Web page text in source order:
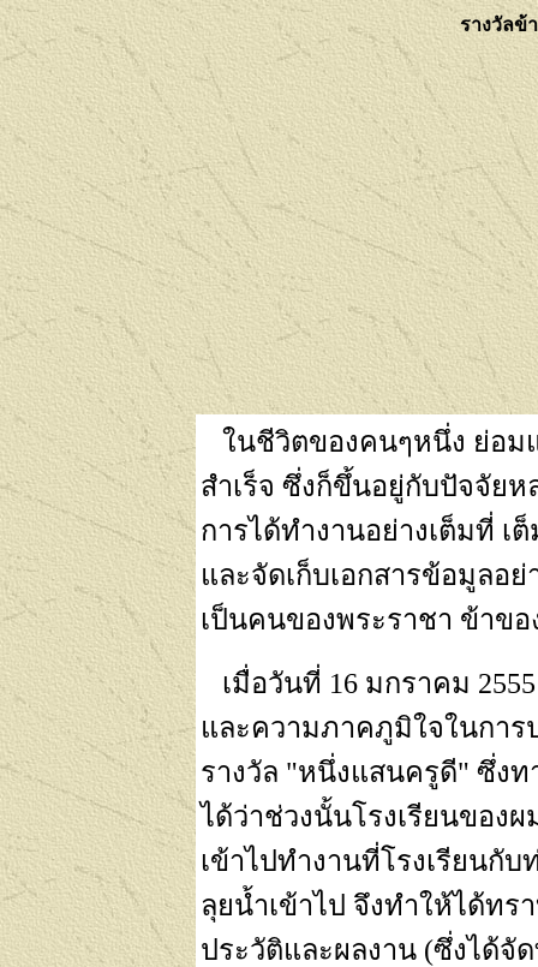
รางวัลข้
ในชีวิตของคนๆหนึ่ง ย่อม
สำเร็จ ซึ่งก็ขึ้นอยู่กับปัจจัยห
การได้ทำงานอย่างเต็มที่ เ
และจัดเก็บเอกสารข้อมูลอ
เป็นคนของพระราชา ข้าข
เมื่อวันที่ 16 มกราคม
และความภาคภูมิใจในกา
รางวัล "หนึ่งแสนครูดี" ซึ่ง
ได้ว่าช่วงนั้นโรงเรียนของ
เข้าไปทำงานที่โรงเรียนกั
ลุยน้ำเข้าไป จึงทำให้ได้ทร
ประวัติและผลงาน (ซึ่งได้จั